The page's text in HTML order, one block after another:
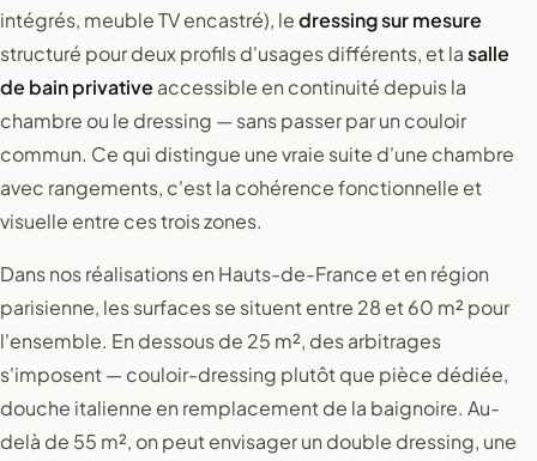
intégrés, meuble TV encastré), ledressing sur mesure
structuré pour deux profils d'usages différents, et lasalle
de bain privative accessible en continuité depuis la
chambre ou le dressing — sans passer par un couloir
commun. Ce qui distingue une vraie suite d'une chambre
avec rangements, c'est la cohérence fonctionnelle et
visuelle entre ces trois zones.
Dans nos réalisations en Hauts-de-France et en région
parisienne, les surfaces se situent entre 28 et 60 m² pour
l'ensemble. En dessous de 25 m², des arbitrages
s'imposent — couloir-dressing plutôt que pièce dédiée,
douche italienne en remplacement de la baignoire. Au-
delà de 55 m², on peut envisager un double dressing, une